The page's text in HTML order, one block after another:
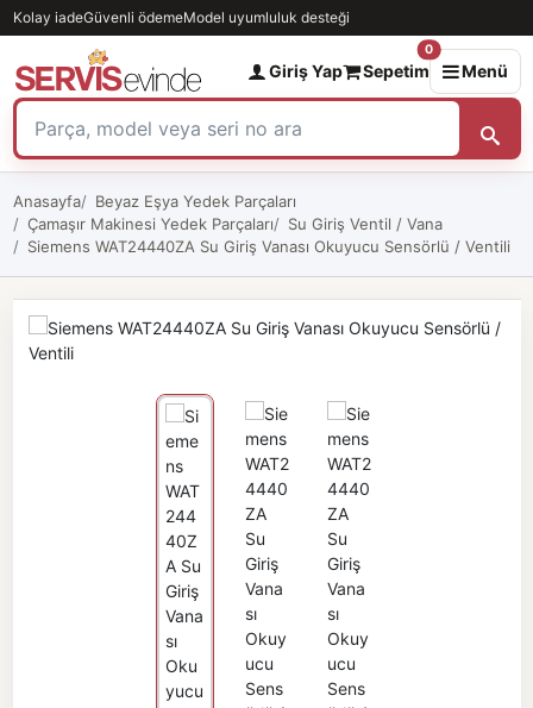
Kolay iadeGüvenli ödemeModel uyumluluk desteği
Giriş Yap Sepetim
0
Menü
Anasayfa
Beyaz Eşya Yedek Parçaları
Çamaşır Makinesi Yedek Parçaları
Su Giriş Ventil / Vana
Siemens WAT24440ZA Su Giriş Vanası Okuyucu Sensörlü / Ventili